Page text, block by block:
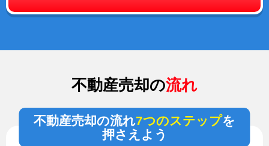
不動産売却の流れ
不動産売却の流れ7つのステップを
押さえよう